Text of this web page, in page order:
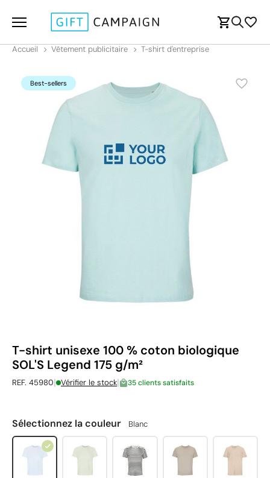
Accueil Vêtement publicitaire T-shirt d'entreprise
Best-sellers
T-shirt unisexe 100 % coton biologique
SOL'S Legend 175 g/m²
REF. 45980| Vérifier le stock| 35 clients satisfaits
Sélectionnez la couleur Blanc